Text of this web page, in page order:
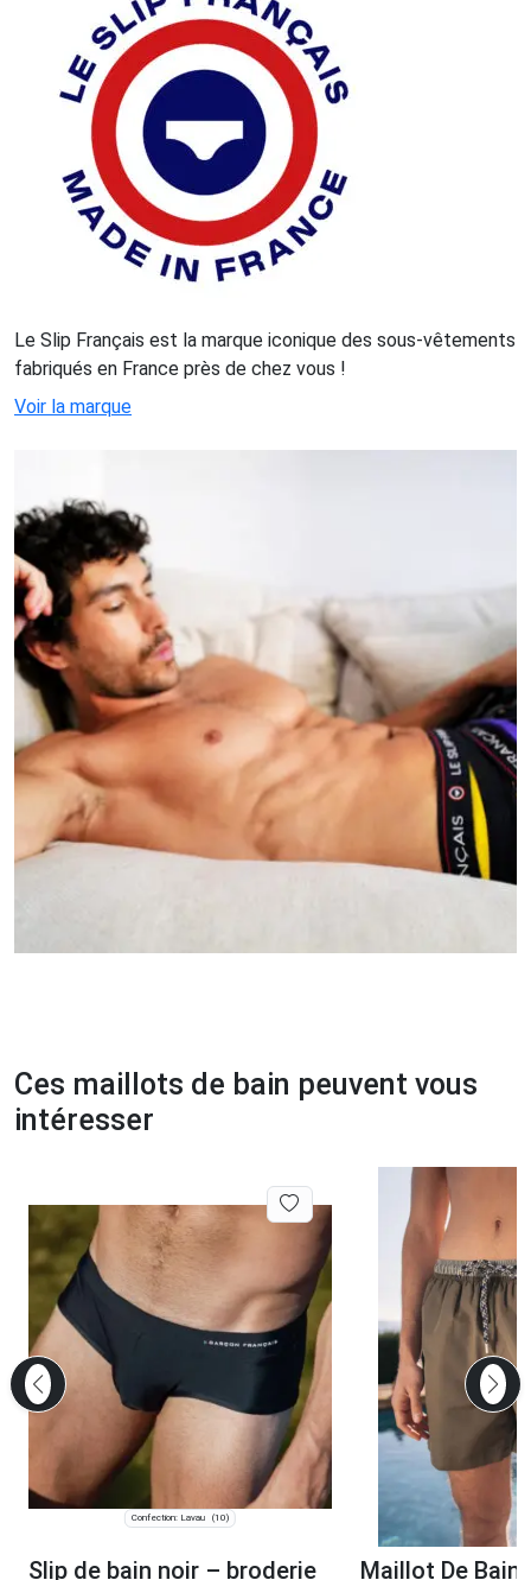
Le Slip Français est la marque iconique des sous-vêtements
fabriqués en France près de chez vous !
Voir la marque
Ces maillots de bain peuvent vous
intéresser
Confection: Lavau (10)
Slip de bain noir – broderie Maillot De Bain